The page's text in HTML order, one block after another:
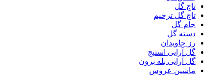
تاج گل
تاج گل ترحیم
جام گل
دسته گل
رز جاویدان
گل آرایی استیج
گل آرایی بله برون
ماشین عروس